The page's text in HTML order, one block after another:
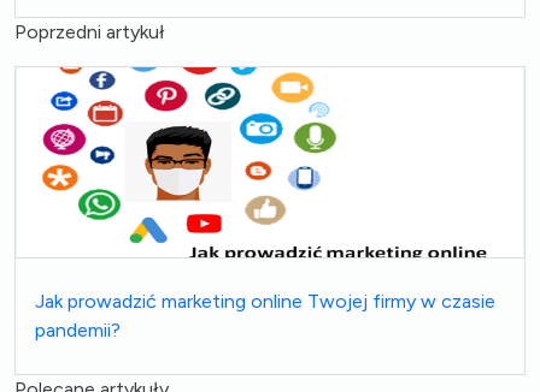
Poprzedni artykuł
Jak prowadzić marketing online Twojej firmy w czasie
pandemii?